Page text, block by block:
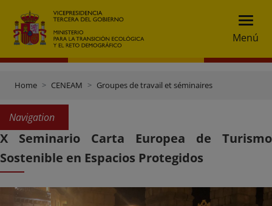
Menú
Home CENEAM Groupes de travail et séminaires
Navigation
X Seminario Carta Europea de Turismo
Sostenible en Espacios Protegidos